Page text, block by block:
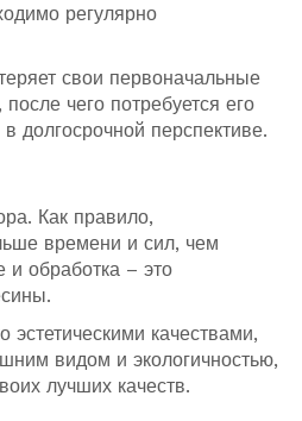
регулярно
свои первоначальные
чего потребуется его
долгосрочной перспективе.
Как правило,
времени и сил, чем
и обработка – это
эстетическими качествами,
видом и экологичностью,
лучших качеств.